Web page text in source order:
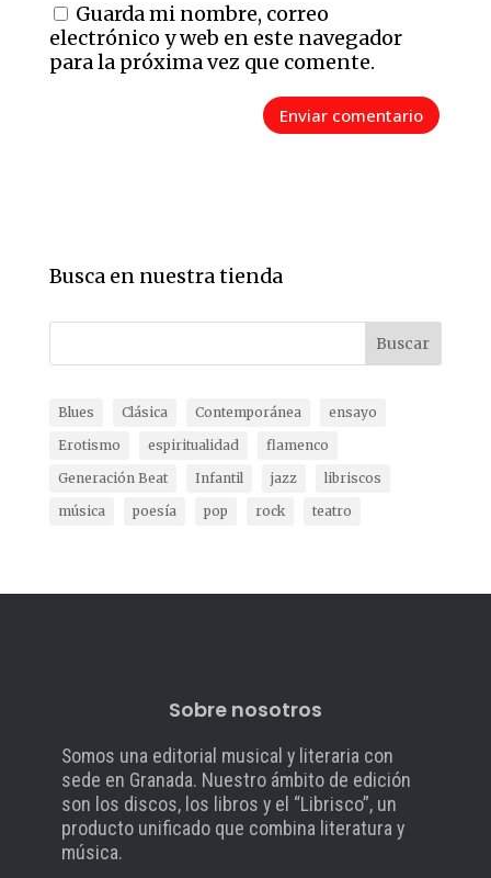
Guarda mi nombre, correo
electrónico y web en este navegador
para la próxima vez que comente.
Busca en nuestra tienda
Buscar
Blues Clásica Contemporánea
ensayo
Erotismo
espiritualidad
flamenco
Generación Beat
Infantil jazz
libriscos
música
poesía pop rock teatro
Sobre nosotros
Somos una editorial musical y literaria con
sede en Granada. Nuestro ámbito de edición
son los discos, los libros y el “Librisco”, un
producto unificado que combina literatura y
música.